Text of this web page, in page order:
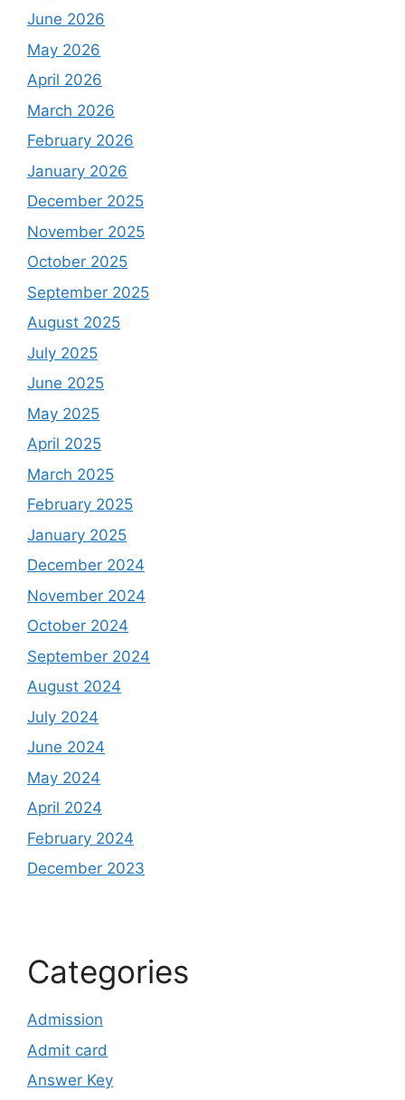
June 2026
May 2026
April 2026
March 2026
February 2026
January 2026
December 2025
November 2025
October 2025
September 2025
August 2025
July 2025
June 2025
May 2025
April 2025
March 2025
February 2025
January 2025
December 2024
November 2024
October 2024
September 2024
August 2024
July 2024
June 2024
May 2024
April 2024
February 2024
December 2023
Categories
Admission
Admit card
Answer Key